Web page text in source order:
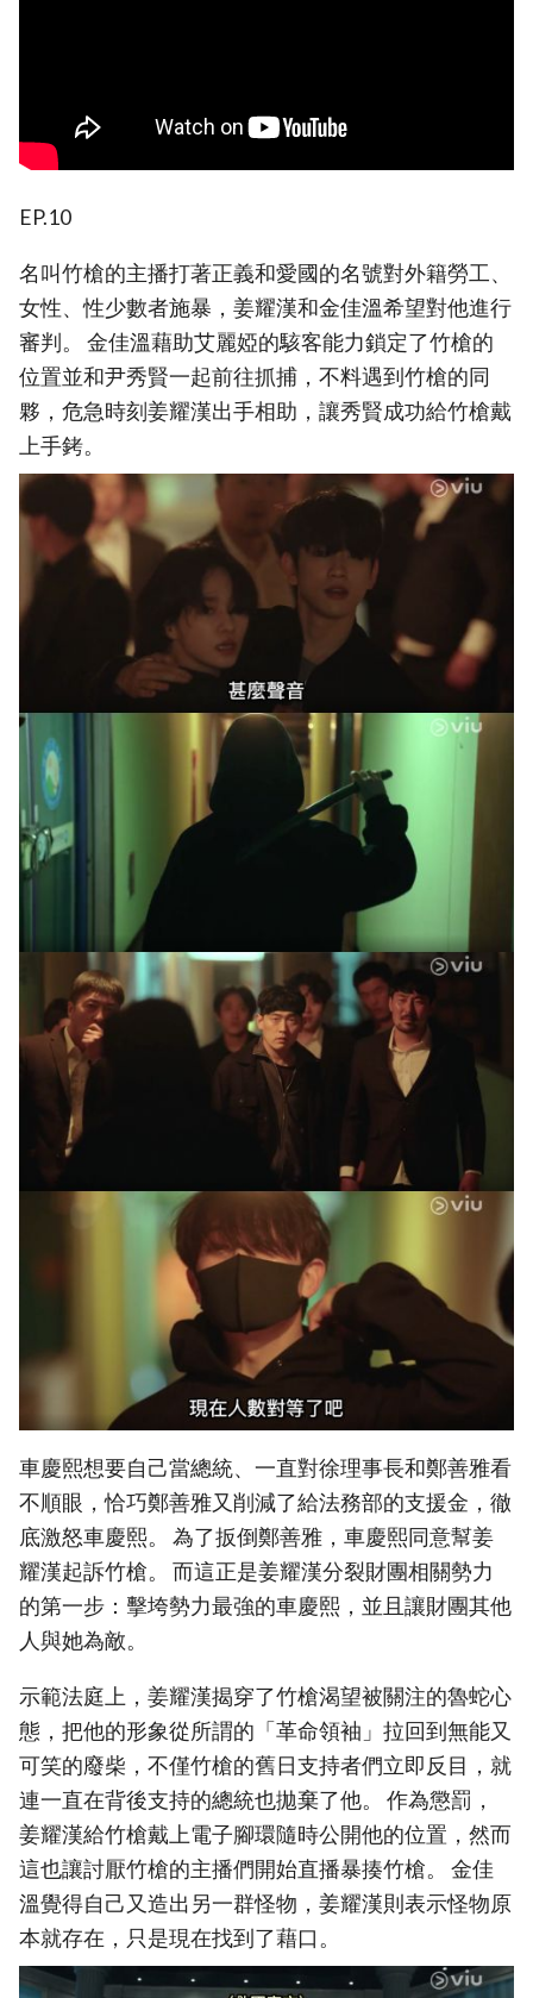
EP.10
名叫竹槍的主播打著正義和愛國的名號對外籍勞工、
女性、性少數者施暴，姜耀漢和金佳溫希望對他進行
審判。 金佳溫藉助艾麗婭的駭客能力鎖定了竹槍的
位置並和尹秀賢一起前往抓捕，不料遇到竹槍的同
夥，危急時刻姜耀漢出手相助，讓秀賢成功給竹槍戴
上手銬。
車慶熙想要自己當總統、一直對徐理事長和鄭善雅看
不順眼，恰巧鄭善雅又削減了給法務部的支援金，徹
底激怒車慶熙。 為了扳倒鄭善雅，車慶熙同意幫姜
耀漢起訴竹槍。 而這正是姜耀漢分裂財團相關勢力
的第一步：擊垮勢力最強的車慶熙，並且讓財團其他
人與她為敵。
示範法庭上，姜耀漢揭穿了竹槍渴望被關注的魯蛇心
態，把他的形象從所謂的「革命領袖」拉回到無能又
可笑的廢柴，不僅竹槍的舊日支持者們立即反目，就
連一直在背後支持的總統也拋棄了他。 作為懲罰，
姜耀漢給竹槍戴上電子腳環隨時公開他的位置，然而
這也讓討厭竹槍的主播們開始直播暴揍竹槍。 金佳
溫覺得自己又造出另一群怪物，姜耀漢則表示怪物原
本就存在，只是現在找到了藉口。